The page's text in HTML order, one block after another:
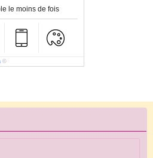
le moins de fois
©